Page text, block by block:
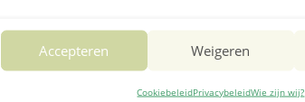
Accepteren Weigeren
CookiebeleidPrivacybeleidWie zijn wij?